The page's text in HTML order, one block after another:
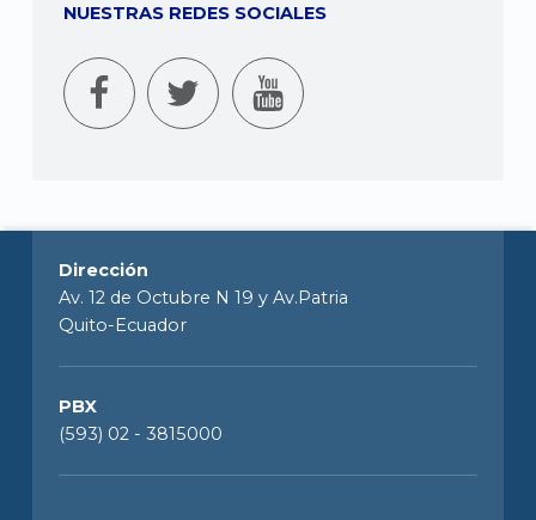
NUESTRAS REDES SOCIALES
Dirección
Av. 12 de Octubre N 19 y Av.Patria
Quito-Ecuador
PBX
(593) 02 - 3815000